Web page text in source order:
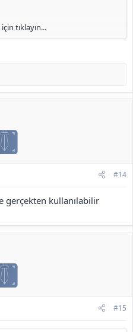
tıklayın...
#14
gerçekten kullanılabilir
#15